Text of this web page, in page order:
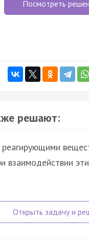
Посмотреть
решают:
взаимодействии